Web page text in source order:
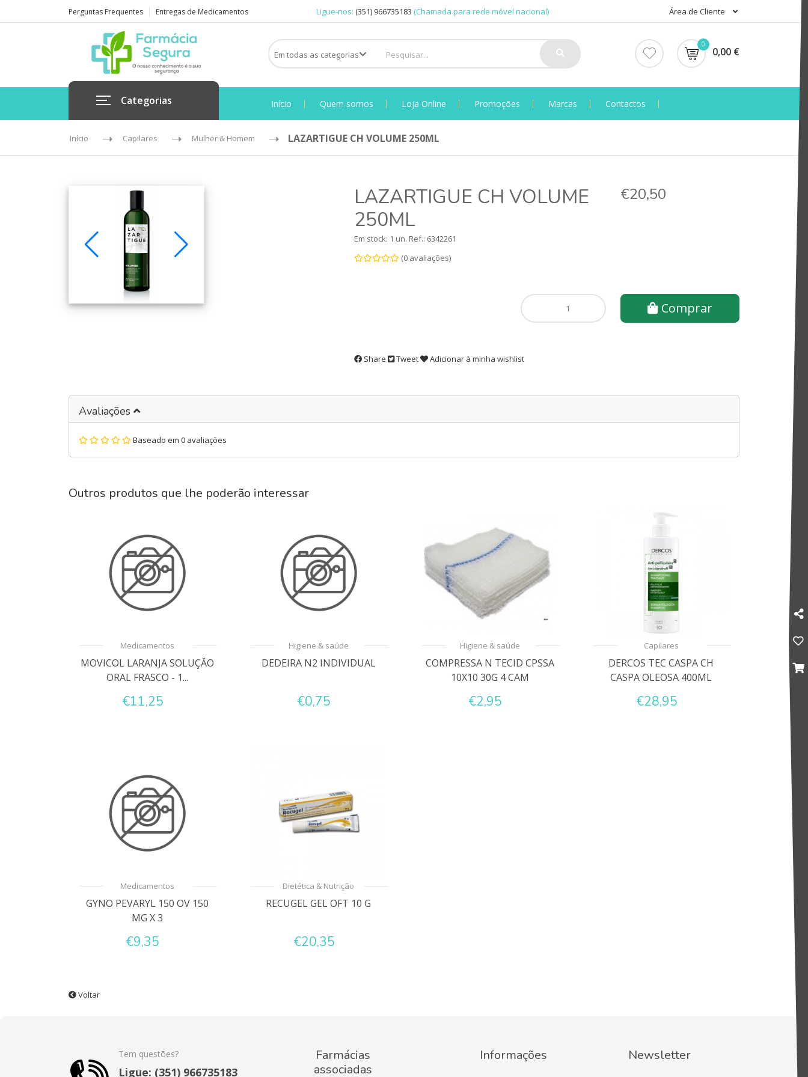
Perguntas Frequentes Entregas de Medicamentos Ligue-nos: (351) 966735183 (Chamada para rede móvel nacional) Área de Cliente
0
0,00 €
Categorias Início Quem somos Loja Online Promoções Marcas Contactos
Início Capilares Mulher & Homem LAZARTIGUE CH VOLUME 250ML
LAZARTIGUE CH VOLUME
250ML
€20,50
Em stock: 1 un. Ref.: 6342261
(0 avaliações)
Comprar
Share Tweet Adicionar à minha wishlist
Avaliações
Baseado em 0 avaliações
Outros produtos que lhe poderão interessar
Medicamentos
MOVICOL LARANJA SOLUÇĂO
ORAL FRASCO - 1...
€11,25
Higiene & saúde
DEDEIRA N2 INDIVIDUAL
€0,75
Higiene & saúde
COMPRESSA N TECID CPSSA
10X10 30G 4 CAM
€2,95
Capilares
DERCOS TEC CASPA CH
CASPA OLEOSA 400ML
€28,95
Medicamentos
GYNO PEVARYL 150 OV 150
MG X 3
€9,35
Dietética & Nutrição
RECUGEL GEL OFT 10 G
€20,35
Voltar
Tem questões?
Ligue: (351) 966735183
Farmácias
associadas
Informações Newsletter